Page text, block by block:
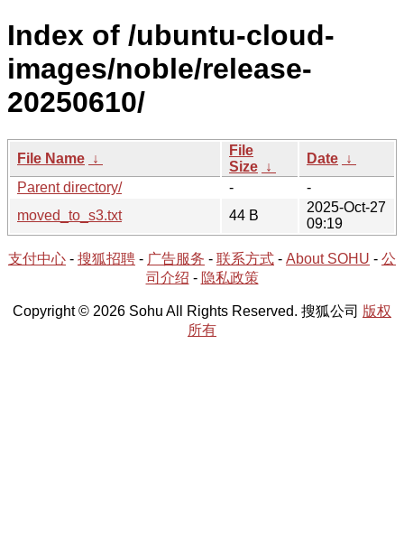
Index of /ubuntu-cloud-
images/noble/release-
20250610/
File Name ↓
File
Size ↓
Date ↓
Parent directory/
-
-
moved_to_s3.txt
44 B
2025-Oct-27
09:19
支付中心 - 搜狐招聘 - 广告服务 - 联系方式 - About SOHU - 公
司介绍 - 隐私政策
Copyright © 2026 Sohu All Rights Reserved. 搜狐公司 版权
所有